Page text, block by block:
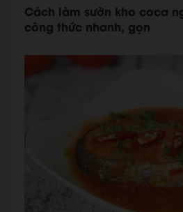
Cách làm sườn kho coca
công thức nhanh, gọn